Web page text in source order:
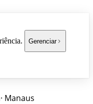
Gerenciar
· Manaus